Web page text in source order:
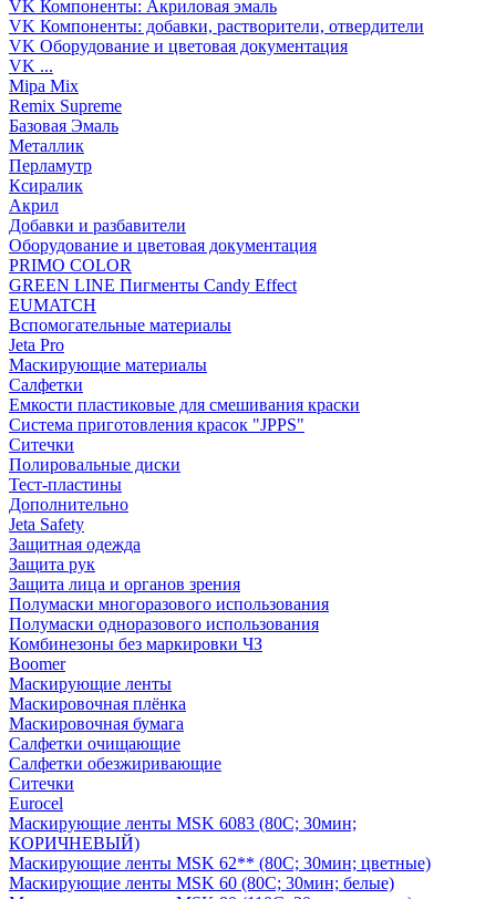
VK Компоненты: Акриловая эмаль
VK Компоненты: добавки, растворители, отвердители
VK Оборудование и цветовая документация
VK ...
Mipa Mix
Remix Supreme
Базовая Эмаль
Металлик
Перламутр
Ксиралик
Акрил
Добавки и разбавители
Оборудование и цветовая документация
PRIMO COLOR
GREEN LINE Пигменты Candy Effect
EUMATCH
Вспомогательные материалы
Jeta Pro
Маскирующие материалы
Салфетки
Емкости пластиковые для смешивания краски
Система приготовления красок "JPPS"
Ситечки
Полировальные диски
Тест-пластины
Дополнительно
Jeta Safety
Защитная одежда
Защита рук
Защита лица и органов зрения
Полумаски многоразового использования
Полумаски одноразового использования
Комбинезоны без маркировки ЧЗ
Boomer
Маскирующие ленты
Маскировочная плёнка
Маскировочная бумага
Салфетки очищающие
Салфетки обезжиривающие
Ситечки
Euroсel
Маскирующие ленты MSK 6083 (80С; 30мин;
КОРИЧНЕВЫЙ)
Маскирующие ленты MSK 62** (80С; 30мин; цветные)
Маскирующие ленты MSK 60 (80С; 30мин; белые)